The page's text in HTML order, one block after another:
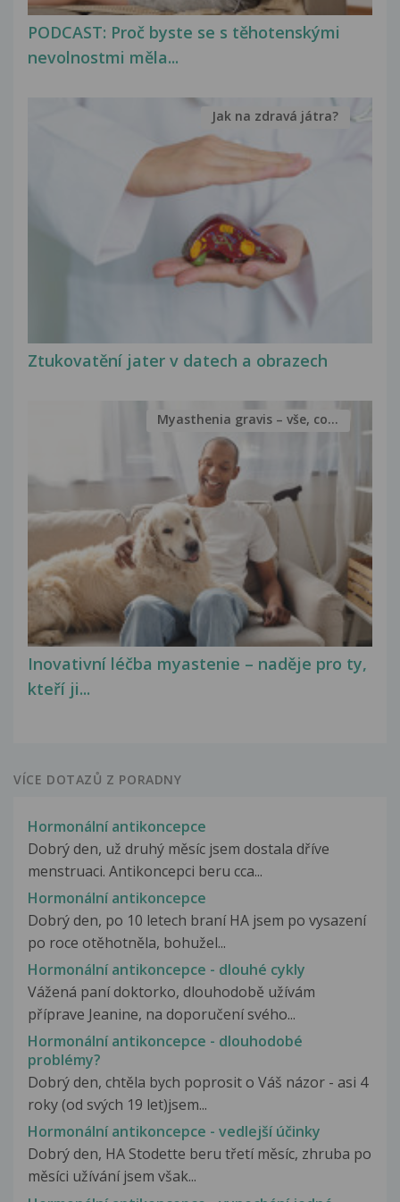
PODCAST: Proč byste se s těhotenskými
nevolnostmi měla...
Ztukovatění jater v datech a obrazech
Jak na zdravá játra?
Inovativní léčba myastenie – naděje pro ty,
kteří ji...
Myasthenia gravis – vše, co...
VÍCE DOTAZŮ Z PORADNY
Hormonální antikoncepce
Dobrý den, už druhý měsíc jsem dostala dříve
menstruaci. Antikoncepci beru cca...
Hormonální antikoncepce
Dobrý den, po 10 letech braní HA jsem po vysazení
po roce otěhotněla, bohužel...
Hormonální antikoncepce - dlouhé cykly
Vážená paní doktorko, dlouhodobě užívám
příprave Jeanine, na doporučení svého...
Hormonální antikoncepce - dlouhodobé
problémy?
Dobrý den, chtěla bych poprosit o Váš názor - asi 4
roky (od svých 19 let)jsem...
Hormonální antikoncepce - vedlejší účinky
Dobrý den, HA Stodette beru třetí měsíc, zhruba po
měsíci užívání jsem však...